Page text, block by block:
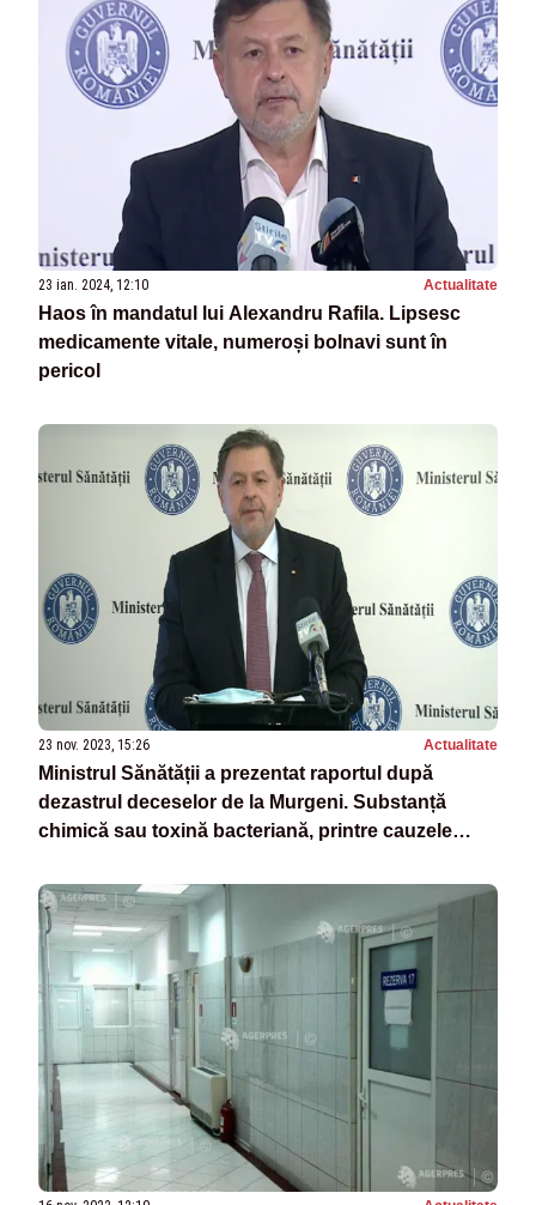
23 ian. 2024, 12:10 Actualitate
Haos în mandatul lui Alexandru Rafila. Lipsesc
medicamente vitale, numeroși bolnavi sunt în
pericol
23 nov. 2023, 15:26 Actualitate
Ministrul Sănătății a prezentat raportul după
dezastrul deceselor de la Murgeni. Substanță
chimică sau toxină bacteriană, printre cauzele